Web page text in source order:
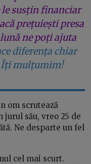
susțin financiar
prețuiești presa
ne poți ajuta
diferența chiar
Îți mulțumim!
om scrutează
său, vreo 25 de
Ne desparte un fel
cel mai scurt.